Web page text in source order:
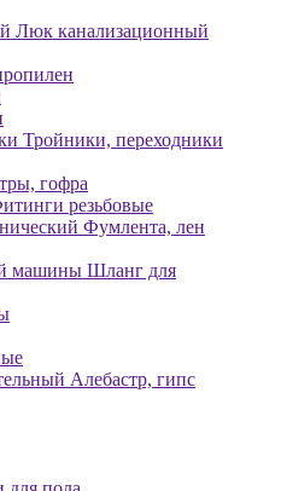
Люк канализационный
Тройники, переходники
гофра
резьбовые
Фумлента, лен
Шланг для
Алебастр, гипс